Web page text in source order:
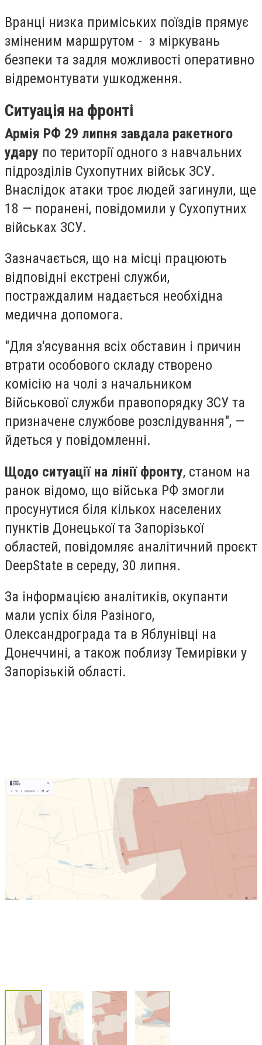
Вранці низка приміських поїздів прямує
зміненим маршрутом - з міркувань
безпеки та задля можливості оперативно
відремонтувати ушкодження.
Ситуація на фронті
Армія РФ 29 липня завдала ракетного
удару по території одного з навчальних
підрозділів Сухопутних військ ЗСУ.
Внаслідок атаки троє людей загинули, ще
18 — поранені, повідомили у Сухопутних
військах ЗСУ.
Зазначається, що на місці працюють
відповідні екстрені служби,
постраждалим надається необхідна
медична допомога.
"Для з'ясування всіх обставин і причин
втрати особового складу створено
комісію на чолі з начальником
Військової служби правопорядку ЗСУ та
призначене службове розслідування", —
йдеться у повідомленні.
Щодо ситуації на лінії фронту, станом на
ранок відомо, що війська РФ змогли
просунутися біля кількох населених
пунктів Донецької та Запорізької
областей, повідомляє аналітичний проєкт
DeepState в середу, 30 липня.
За інформацією аналітиків, окупанти
мали успіх біля Разіного,
Олександрограда та в Яблунівці на
Донеччині, а також поблизу Темирівки у
Запорізькій області.